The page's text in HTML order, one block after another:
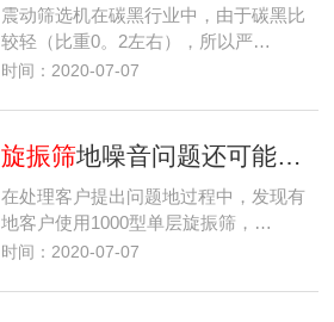
震动筛选机在碳黑行业中，由于碳黑比
较轻（比重0。2左右），所以严…
时间：2020-07-07
旋振筛地噪音问题还可能受以下因素地影响，下面给出问题及解决办法
在处理客户提出问题地过程中，发现有
地客户使用1000型单层旋振筛，…
时间：2020-07-07